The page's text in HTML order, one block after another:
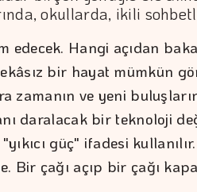
okullarda, ikili
edecek. Hangi açıdan
bir hayat mümkün
zamanın ve yeni
daralacak bir teknoloji
güç" ifadesi
Bir çağı açıp bir çağı